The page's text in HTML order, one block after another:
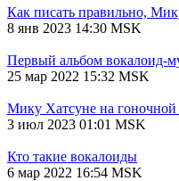
Как писать правильно,
8 янв 2023 14:30 MSK
Первый альбом вокалоид-
25 мар 2022 15:32 MSK
Мику Хатсуне на
3 июл 2023 01:01 MSK
Кто такие вокалоиды
6 мар 2022 16:54 MSK